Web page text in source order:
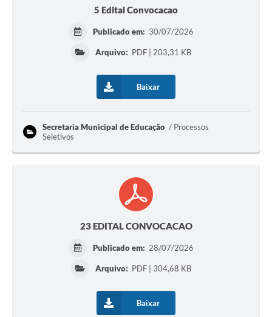
5 Edital Convocacao
Publicado em: 30/07/2026
Arquivo: PDF | 203,31 KB
Baixar
Secretaria Municipal de Educação
Processos
Seletivos
23 EDITAL CONVOCACAO
Publicado em: 28/07/2026
Arquivo: PDF | 304,68 KB
Baixar